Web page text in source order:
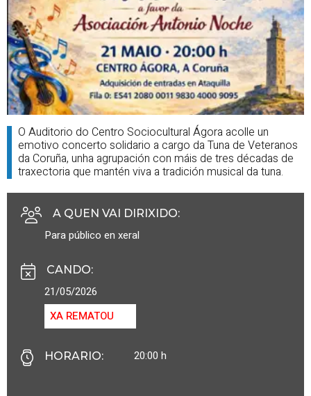
O Auditorio do Centro Sociocultural Ágora acolle un
emotivo concerto solidario a cargo da Tuna de Veteranos
da Coruña, unha agrupación con máis de tres décadas de
traxectoria que mantén viva a tradición musical da tuna.
A QUEN VAI DIRIXIDO:
Para público en xeral
CANDO:
21/05/2026
XA REMATOU
HORARIO: 20:00 h